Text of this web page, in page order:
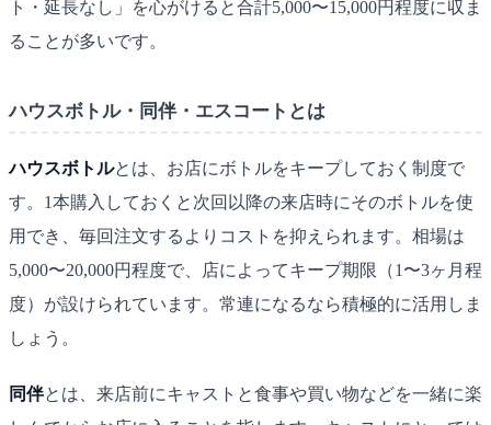
ト・延長なし」を心がけると合計5,000〜15,000円程度に収ま
ることが多いです。
ハウスボトル・同伴・エスコートとは
ハウスボトルとは、お店にボトルをキープしておく制度で
す。1本購入しておくと次回以降の来店時にそのボトルを使
用でき、毎回注文するよりコストを抑えられます。相場は
5,000〜20,000円程度で、店によってキープ期限（1〜3ヶ月程
度）が設けられています。常連になるなら積極的に活用しま
しょう。
同伴とは、来店前にキャストと食事や買い物などを一緒に楽